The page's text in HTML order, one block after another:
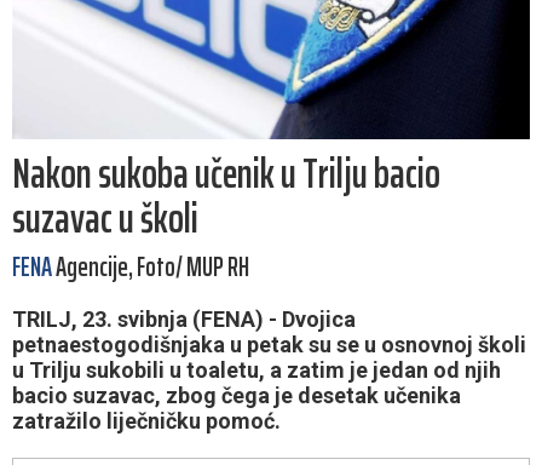
Nakon sukoba učenik u Trilju bacio
suzavac u školi
FENAAgencije, Foto/ MUP RH
TRILJ, 23. svibnja (FENA) - D​vojica
petnaestogodišnjaka u petak su se u osnovnoj školi
u Trilju sukobili u toaletu, a zatim je jedan od njih
bacio suzavac, zbog čega je desetak učenika
zatražilo liječničku pomoć.